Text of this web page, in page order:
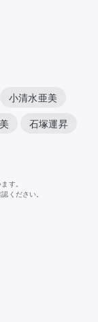
小清水亜美
石塚運昇
す。
ください。